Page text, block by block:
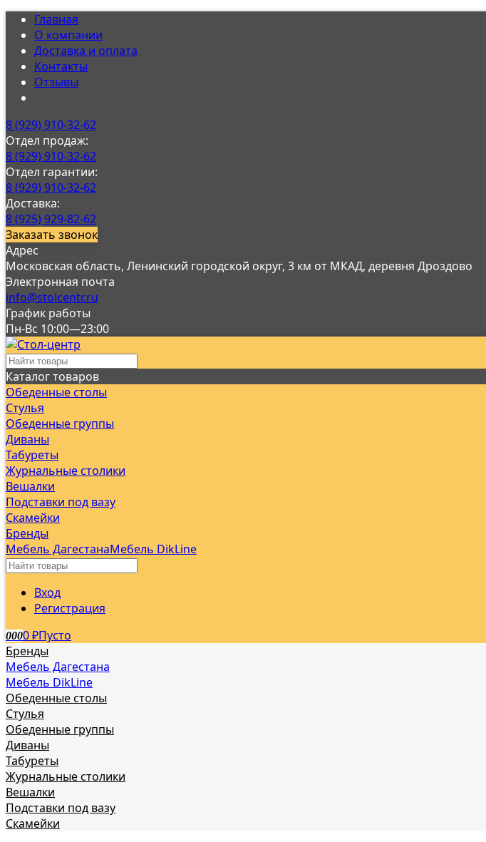
Главная
О компании
Доставка и оплата
Контакты
Отзывы
8 (929) 910-32-62
Отдел продаж:
8 (929) 910-32-62
Отдел гарантии:
8 (929) 910-32-62
Доставка:
8 (925) 929-82-62
Заказать звонок
Адрес
Московская область, Ленинский городской округ, 3 км от МКАД, деревня Дроздово
Электронная почта
info@stolcentr.ru
График работы
Пн-Вс 10:00—23:00
Каталог товаров
Обеденные столы
Стулья
Обеденные группы
Диваны
Табуреты
Журнальные столики
Вешалки
Подставки под вазу
Скамейки
Бренды
Мебель ДагестанаМебель DikLine
Вход
Регистрация
0000 ₽Пусто
Бренды
Мебель Дагестана
Мебель DikLine
Обеденные столы
Стулья
Обеденные группы
Диваны
Табуреты
Журнальные столики
Вешалки
Подставки под вазу
Скамейки